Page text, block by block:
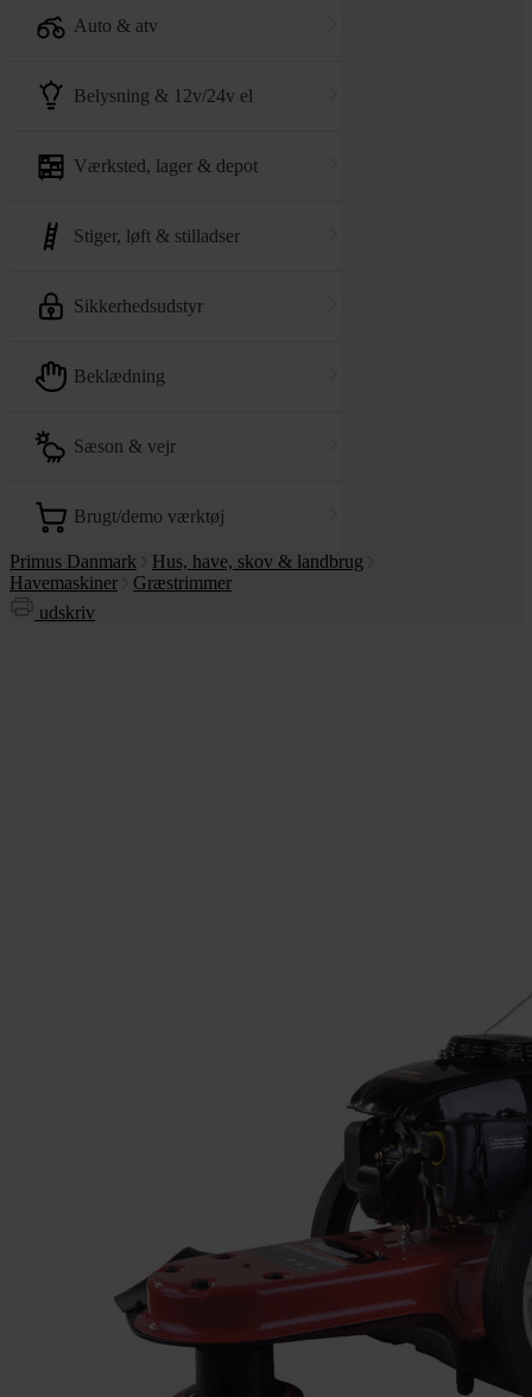
auto & atv
belysning & 12v/24v el
værksted, lager & depot
stiger, løft & stilladser
sikkerhedsudstyr
beklædning
sæson & vejr
brugt/demo værktøj
Primus Danmark
Hus, have, skov & landbrug
Havemaskiner
Græstrimmer
udskriv